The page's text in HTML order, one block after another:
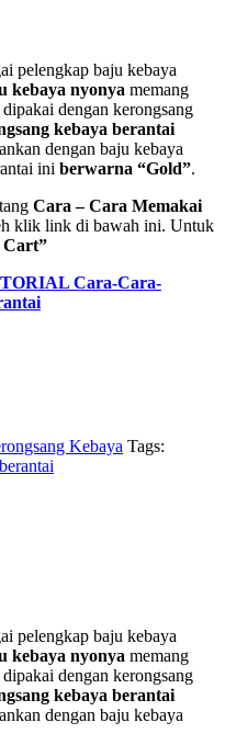
pelengkap baju kebaya
kebaya nyonya memang
dengan kerongsang
kebaya berantai
dengan baju kebaya
ini berwarna “Gold”.
Cara – Cara Memakai
klik link di bawah ini. Untuk
Cart”
Cara-Cara-
Kebaya Tags:
pelengkap baju kebaya
kebaya nyonya memang
dengan kerongsang
kebaya berantai
dengan baju kebaya